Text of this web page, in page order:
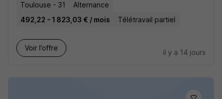
Toulouse - 31
Alternance
492,22 - 1 823,03 € / mois
Télétravail partiel
Voir l’offre
il y a 14 jours